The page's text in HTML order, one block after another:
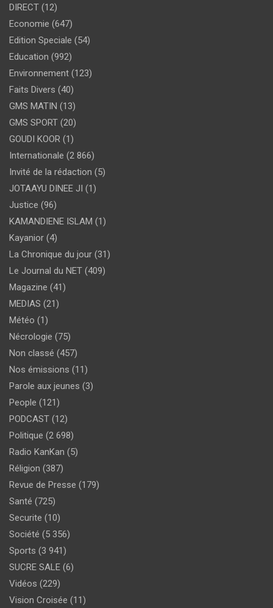
DIRECT (12)
Economie (647)
Edition Speciale (54)
Education (992)
Environnement (123)
Faits Divers (40)
GMS MATIN (13)
GMS SPORT (20)
GOUDI KOOR (1)
Internationale (2 866)
Invité de la rédaction (5)
JOTAAYU DINEE JI (1)
Justice (96)
KAMANDIENE ISLAM (1)
Kayanior (4)
La Chronique du jour (31)
Le Journal du NET (409)
Magazine (41)
MEDIAS (21)
Météo (1)
Nécrologie (75)
Non classé (457)
Nos émissions (11)
Parole aux jeunes (3)
People (121)
PODCAST (12)
Politique (2 698)
Radio KanKan (5)
Réligion (387)
Revue de Presse (179)
Santé (725)
Securite (10)
Société (5 356)
Sports (3 941)
SUCRE SALE (6)
Vidéos (229)
Vision Croisée (11)